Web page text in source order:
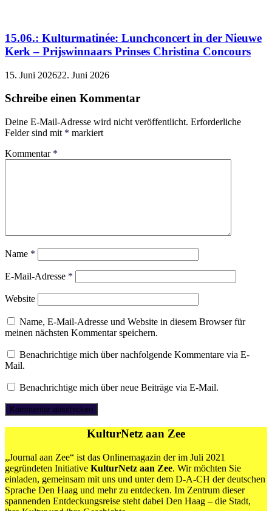
15.06.: Kulturmatinée: Lunchconcert in der Nieuwe
Kerk – Prijswinnaars Prinses Christina Concours
15. Juni 202622. Juni 2026
Schreibe einen Kommentar
Deine E-Mail-Adresse wird nicht veröffentlicht. Erforderliche
Felder sind mit * markiert
Kommentar *
Name *
E-Mail-Adresse *
Website
Name, E-Mail-Adresse und Website in diesem Browser für
meinen nächsten Kommentar speichern.
Benachrichtige mich über nachfolgende Kommentare via E-
Mail.
Benachrichtige mich über neue Beiträge via E-Mail.
KulturNetz aan Zee
„Journal aan Zee“ ist das Onlinemagazin der im Juli 2021
gegründeten Initiative KulturNetz aan Zee. Wir möchten Sie
einladen, gemeinsam mit uns und unter dem D-A-CH der deutschen
Sprache Den Haag und mehr zu entdecken. Im Zentrum dieser
spannenden Entdeckungsreise steht dabei Den Haag – die Stadt,